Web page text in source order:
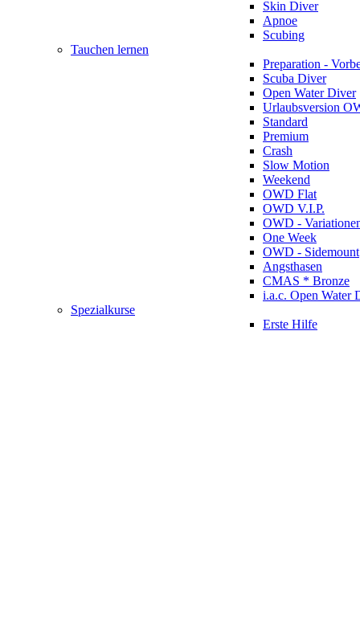
Skin Diver
Apnoe
Scubing
Tauchen lernen
Preparation -
Scuba Diver
Open Water Diver
Urlaubsversion
Standard
Premium
Crash
Slow Motion
Weekend
OWD Flat
OWD V.I.P.
OWD -
One Week
OWD - Sidemount
Angsthasen
CMAS * Bronze
i.a.c. Open Water
Spezialkurse
Erste Hilfe